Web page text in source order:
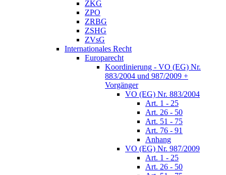
ZKG
ZPO
ZRBG
ZSHG
ZVsG
Internationales Recht
Europarecht
Koordinierung - VO (EG) Nr.
883/2004 und 987/2009 +
Vorgänger
VO (EG) Nr. 883/2004
Art. 1 - 25
Art. 26 - 50
Art. 51 - 75
Art. 76 - 91
Anhang
VO (EG) Nr. 987/2009
Art. 1 - 25
Art. 26 - 50